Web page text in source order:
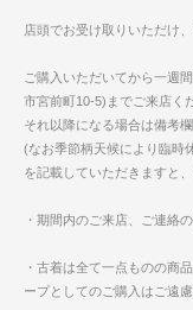
店頭でお受け取りいただけ
ご購入いただいてから一週
市宮前町10-5)までご来店く
それ以降になる場合は備考
(なお季節柄天候により臨時
を記載していただきますと
・期間内のご来店、ご連絡
・古着は全て一点ものの商
ープとしてのご購入はご遠慮